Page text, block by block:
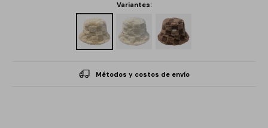
Variantes:
Métodos y costos de envío